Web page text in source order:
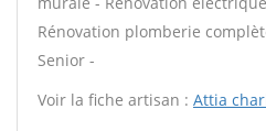
Rénovation plomberie
Senior -
Voir la fiche artisan : Attia